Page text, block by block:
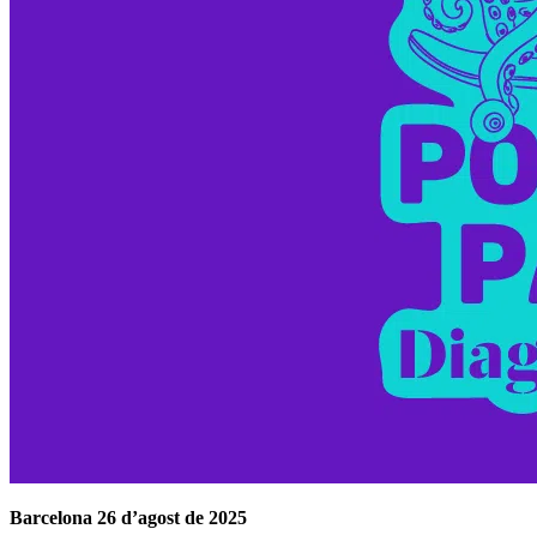
Barcelona 26 d’agost de 2025